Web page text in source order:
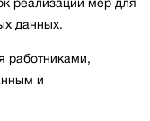
данных.
работниками,
и